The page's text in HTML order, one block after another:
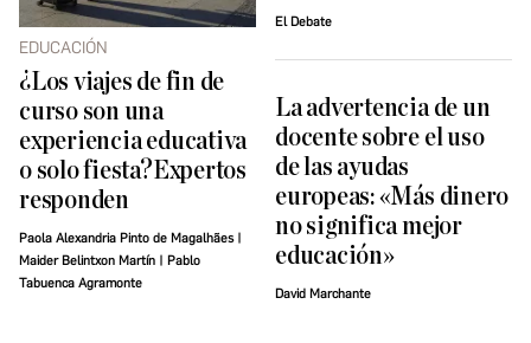
EDUCACIÓN
¿Los viajes de fin de
curso son una
experiencia educativa
o solo fiesta?Expertos
responden
Paola Alexandria Pinto de Magalhães |
Maider Belintxon Martín | Pablo
Tabuenca Agramonte
El Debate
La advertencia de un
docente sobre el uso
de las ayudas
europeas: «Más dinero
no significa mejor
educación»
David Marchante